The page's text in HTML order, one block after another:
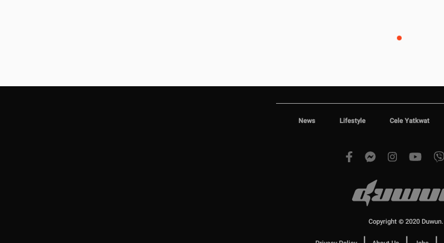
News Lifestyle Cele Yatkwat
Copyright © 2020 Duwun.